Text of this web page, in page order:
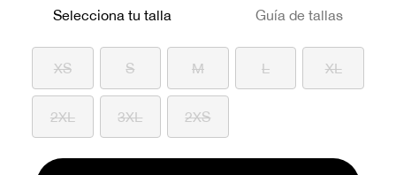
Selecciona tu talla Guía de tallas
XS S M L XL
2XL 3XL 2XS